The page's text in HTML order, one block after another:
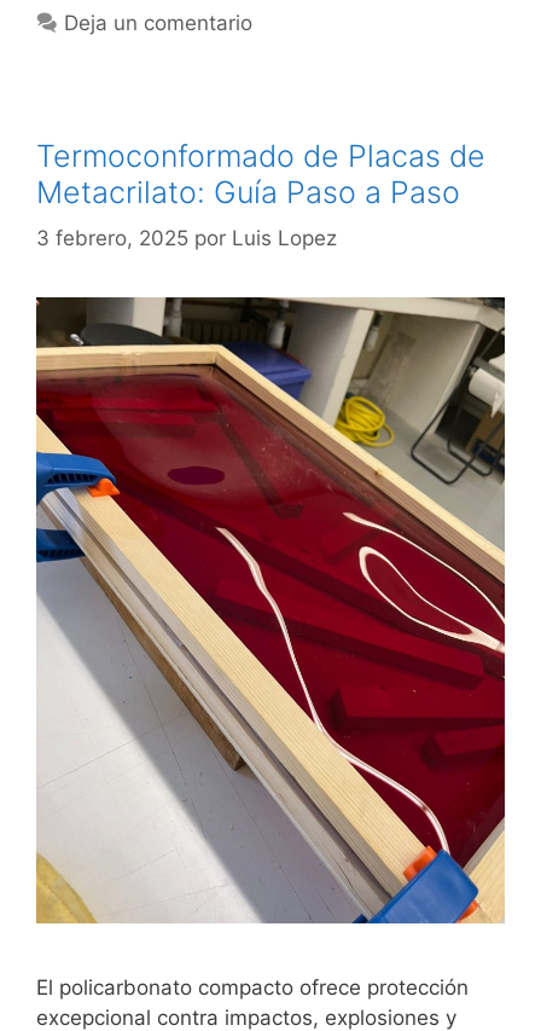
Deja un comentario
Termoconformado de Placas de
Metacrilato: Guía Paso a Paso
3 febrero, 2025 por Luis Lopez
El policarbonato compacto ofrece protección
excepcional contra impactos, explosiones y